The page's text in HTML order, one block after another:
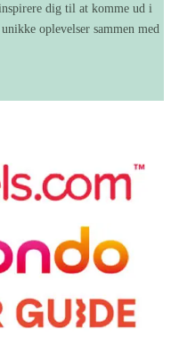
dig til at komme ud i
oplevelser sammen med